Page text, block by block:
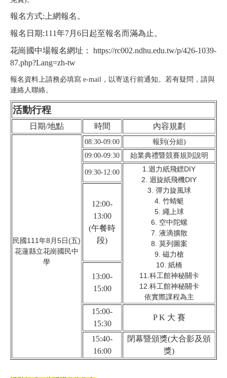
報名方式:上網報名。
報名日期:111年7月6日起至報名而滿為止。
花崗國中場報名網址：
https://rc002.ndhu.edu.tw/p/426-1039-
87.php?Lang=zh-tw
報名資料上請務必填寫 e-mail，以寄送行前通知。若有疑問，請與
連絡人聯絡。
活動行程
日期/地點 時間 內容規劃
民國111年8月5日(五)
花蓮縣立花崗國民中
學
08:30-09:00
報到(分組)
09:00-09:30
始業典禮暨競賽規則說明
09:30-12:00
1.迴力紙飛鏢DIY
2. 迴旋紙飛機DIY
3. 彈力旋風球
4. 竹蜻蜓
5. 繩上球
6. 空中陀螺
7. 液滴擴散
8. 莫列圖案
9. 磁力槍
10. 紙橋
11.科工館神秘關卡
12.科工館神秘關卡
依實際課程為主
12:00-
13:00
(午餐時
段)
13:00-
15:00
15:00-
15:30
P K 大 賽
15:40-
16:00
閉幕暨頒獎(大合影及頒
獎)